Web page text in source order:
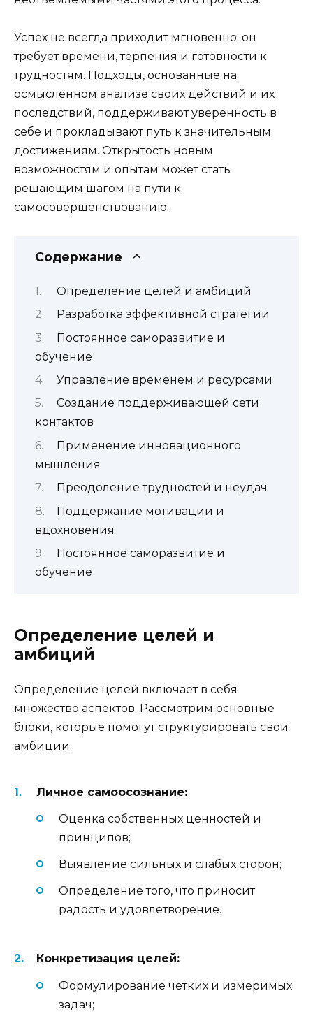
Успех не всегда приходит мгновенно; он
требует времени, терпения и готовности к
трудностям. Подходы, основанные на
осмысленном анализе своих действий и их
последствий, поддерживают уверенность в
себе и прокладывают путь к значительным
достижениям. Открытость новым
возможностям и опытам может стать
решающим шагом на пути к
самосовершенствованию.
Содержание
Определение целей и амбиций
Разработка эффективной стратегии
Постоянное саморазвитие и
обучение
Управление временем и ресурсами
Создание поддерживающей сети
контактов
Применение инновационного
мышления
Преодоление трудностей и неудач
Поддержание мотивации и
вдохновения
Постоянное саморазвитие и
обучение
Определение целей и
амбиций
Определение целей включает в себя
множество аспектов. Рассмотрим основные
блоки, которые помогут структурировать свои
амбиции:
Личное самоосознание:
Оценка собственных ценностей и
принципов;
Выявление сильных и слабых сторон;
Определение того, что приносит
радость и удовлетворение.
Конкретизация целей:
Формулирование четких и измеримых
задач;